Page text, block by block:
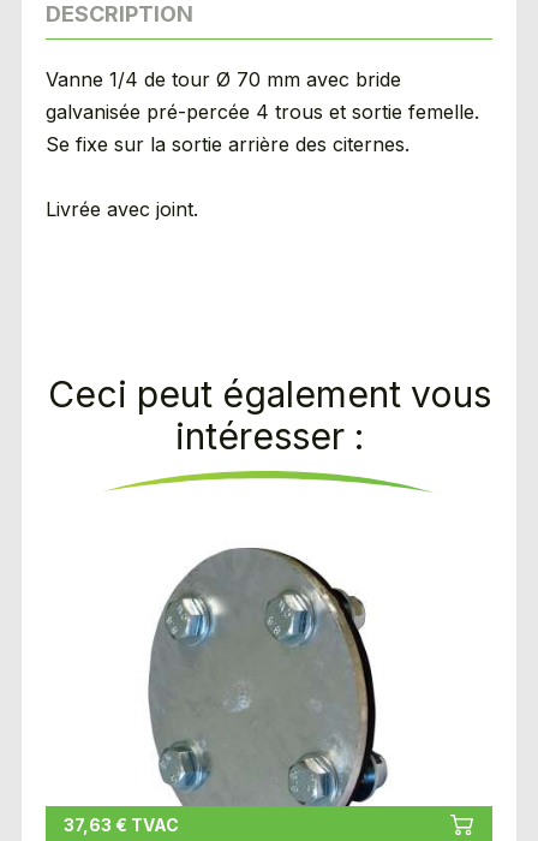
DESCRIPTION
Vanne 1/4 de tour Ø 70 mm avec bride
galvanisée pré-percée 4 trous et sortie femelle.
Se fixe sur la sortie arrière des citernes.
Livrée avec joint.
Ceci peut également vous
intéresser :
37,63 € TVAC